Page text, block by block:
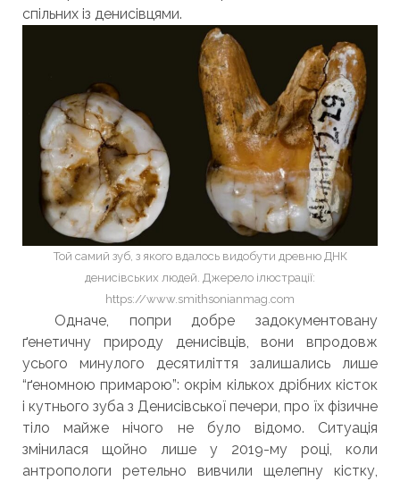
спільних із денисівцями.
Той самий зуб, з якого вдалось видобути древню ДНК
денисівських людей. Джерело ілюстрації:
https://www.smithsonianmag.com
Одначе, попри добре задокументовану
ґенетичну природу денисівців, вони впродовж
усього минулого десятиліття залишались лише
“ґеномною примарою”: окрім кількох дрібних кісток
і кутнього зуба з Денисівської печери, про їх фізичне
тіло майже нічого не було відомо. Ситуація
змінилася щойно лише у 2019-му році, коли
антропологи ретельно вивчили щелепну кістку,